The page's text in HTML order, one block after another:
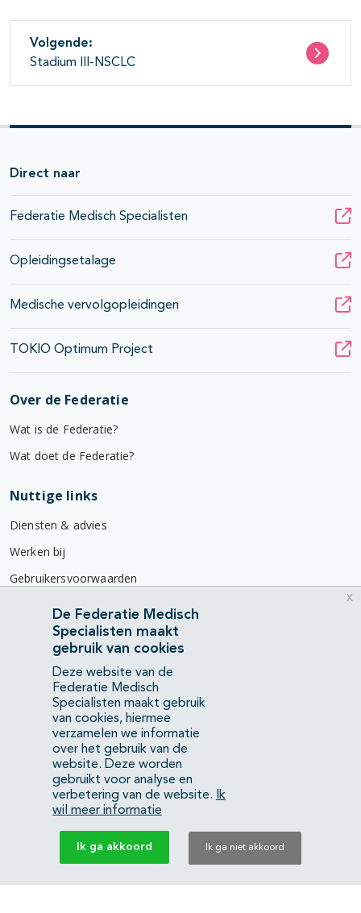
Volgende:
Stadium III-NSCLC
Direct naar
Federatie Medisch Specialisten
Opleidingsetalage
Medische vervolgopleidingen
TOKIO Optimum Project
Over de Federatie
Wat is de Federatie?
Wat doet de Federatie?
Nuttige links
Diensten & advies
Werken bij
Gebruikersvoorwaarden
Privacyverklaring
Contact
Mercatorlaan 1200
3528 BL Utrecht
(088) 505 34 34
info@richtlijnendatabase.nl
YouTubeLinkedIn
KvK Federatie Medisch Specialisten:40483480
Privacyverklaring
De Federatie Medisch
Specialisten maakt
gebruik van cookies
Deze website van de
Federatie Medisch
Specialisten maakt gebruik
van cookies, hiermee
verzamelen we informatie
over het gebruik van de
website. Deze worden
gebruikt voor analyse en
verbetering van de website.
Ik
wil meer informatie
Ik ga akkoord Ik ga niet akkoord
x